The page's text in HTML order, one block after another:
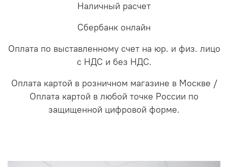
Наличный расчет
Сбербанк онлайн
Оплата по выставленному счет на юр. и физ. лицо
с НДС и без НДС.
Оплата картой в розничном магазине в Москве /
Оплата картой в любой точке России по
защищенной цифровой форме.